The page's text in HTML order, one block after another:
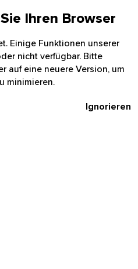
Ihren Browser
Einige Funktionen unserer
nicht verfügbar. Bitte
auf eine neuere Version, um
minimieren.
Ignorieren